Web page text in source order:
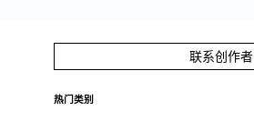
联系创作者
热门类别